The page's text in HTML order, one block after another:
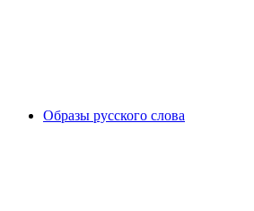
Образы русского слова